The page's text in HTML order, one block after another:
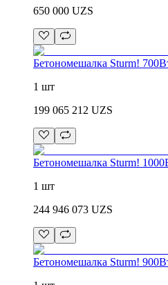
650 000 UZS
Бетономешалка Sturm!
1 шт
199 065 212 UZS
Бетономешалка Sturm!
1 шт
244 946 073 UZS
Бетономешалка Sturm!